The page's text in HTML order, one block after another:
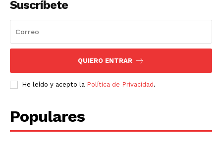
Suscríbete
QUIERO ENTRAR
He leído y acepto la Política de Privacidad.
Populares